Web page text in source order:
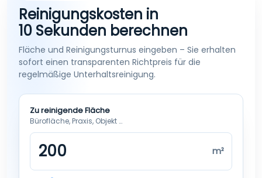
Reinigungskosten in
10 Sekunden berechnen
Fläche und Reinigungsturnus eingeben – Sie erhalten
sofort einen transparenten Richtpreis für die
regelmäßige Unterhaltsreinigung.
Zu reinigende Fläche
Bürofläche, Praxis, Objekt …
m²